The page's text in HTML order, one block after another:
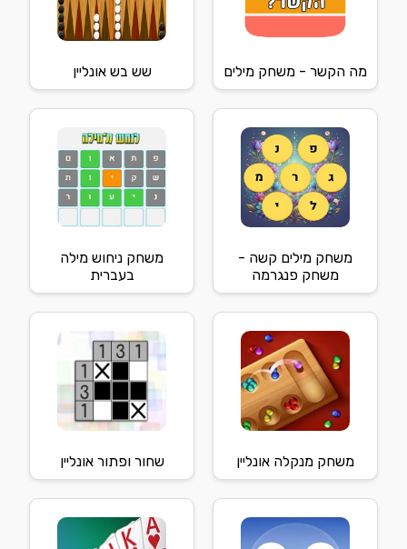
מה הקשר - משחק מילים שש בש אונליין
משחק מילים קשה -
משחק פנגרמה
משחק ניחוש מילה
בעברית
משחק מנקלה אונליין שחור ופתור אונליין